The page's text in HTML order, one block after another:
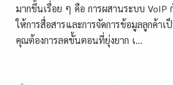
มากขึ้นเรื่อย ๆ คือ การผสานระบบ VoIP
ให้การสื่อสารและการจัดการข้อมูลลูกค้าเ
คุณต้องการลดขั้นตอนที่ยุ่งยาก เ...